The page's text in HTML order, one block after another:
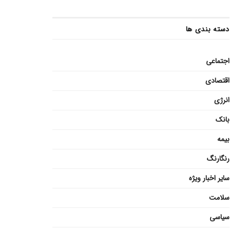
دسته بندی ها
اجتماعی
اقتصادی
انرژی
بانک
بیمه
رنگارنگ
سایر اخبار ویژه
سلامت
سیاسی